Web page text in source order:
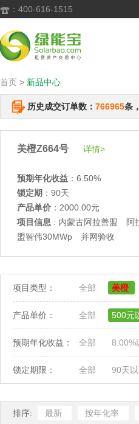
 ：400-616-1515
首页 > 新品中心
历史成交订单数： 766965条
美橙Z664号 详情>
预期年化收益 ：6.50%
锁定期 ：90天
产品单价 ：2000.00元
项目信息 : 内蒙古阿拉善盟 阿
盟智伟30MWp 并网验收
项目类型： 全部 美橙
产品单价： 全部 500元
预期年化收益： 全部 8.00%
锁定期限： 全部 90天
排序: 最新 按年化率